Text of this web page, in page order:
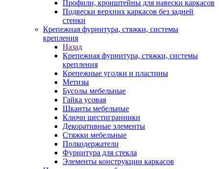
Профили, кронштейны для навески каркасов
Подвески верхних каркасов без задней
стенки
Крепежная фурнитура, стяжки, системы
крепления
Назад
Крепежная фурнитура, стяжки, системы
крепления
Крепежные уголки и пластины
Метизы
Бусолы мебельные
Гайка усовая
Шканты мебельные
Ключи шестигранники
Декоративные элементы
Стяжки мебельные
Полкодержатели
Фурнитура для стекла
Элементы конструкции каркасов